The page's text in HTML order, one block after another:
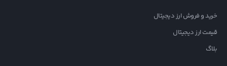
خرید و فروش ارز دیجیتال
قیمت ارز دیجیتال
بلاگ